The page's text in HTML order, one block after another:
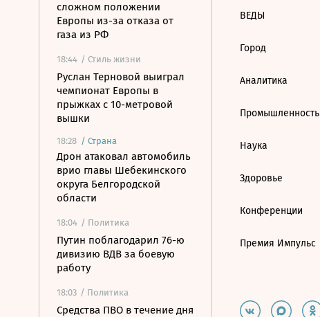
сложном положении
Европы из-за отказа от
газа из РФ
18:44 / Стиль жизни
Руслан Терновой выиграл
чемпионат Европы в
прыжках с 10-метровой
вышки
18:28 / Страна
Дрон атаковал автомобиль
врио главы Шебекинского
округа Белгородской
области
18:04 / Политика
Путин поблагодарил 76-ю
дивизию ВДВ за боевую
работу
18:03 / Политика
Средства ПВО в течение дня
ВЕДЫ
Город
Аналитика
Промышленность
Наука
Здоровье
Конференции
Премия Импульс